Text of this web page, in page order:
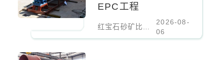
EPC工程
2026-08-
06